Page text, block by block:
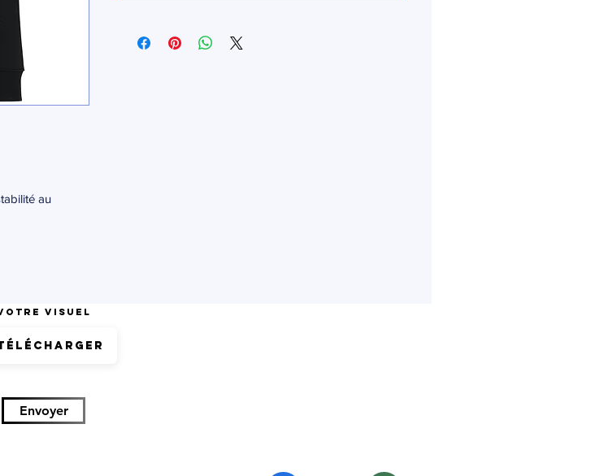
au
visuel
Envoyer